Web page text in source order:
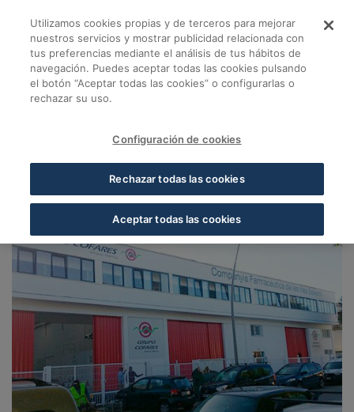
Almacén Mallorca -
Volver a Almacenes Cofares
Mallorca
07009, Palma de Mallorca
Utilizamos cookies propias y de terceros para mejorar
nuestros servicios y mostrar publicidad relacionada con
tus preferencias mediante el análisis de tus hábitos de
navegación. Puedes aceptar todas las cookies pulsando
el botón “Aceptar todas las cookies” o configurarlas o
rechazar su uso.
Configuración de cookies
Rechazar todas las cookies
Aceptar todas las cookies